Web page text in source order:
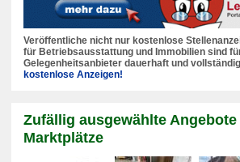
Veröffentliche nicht nur kostenlose
für Betriebsausstattung und Immobilien sind
Gelegenheitsanbieter dauerhaft und
kostenlose Anzeigen!
Zufällig ausgewählte
Marktplätze